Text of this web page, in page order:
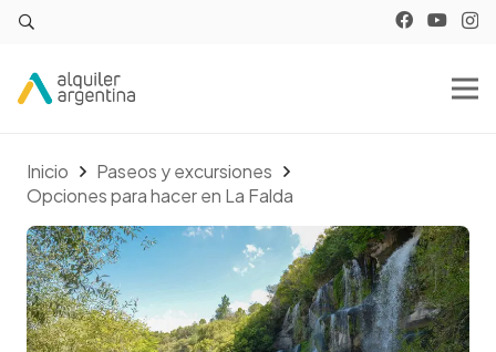
Inicio
Paseos y excursiones
Opciones para hacer en La Falda